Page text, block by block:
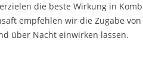
die beste Wirkung in
empfehlen wir die Zugabe
über Nacht einwirken lassen.